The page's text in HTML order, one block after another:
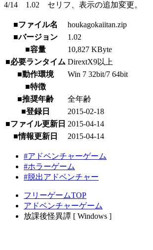
4/14 1.02 セリフ、表示の追加変更。
■ファイル名
houkagokaiitan.zip
■バージョン
1.02
■容量
10,827 KByte
■必要ランタイム DirextX9以上
■動作環境
Win 7 32bit/7 64bit
■特徴
■推奨年齢
全年齢
■登録日
2015-02-18
■ファイル更新日 2015-04-14
■情報更新日
2015-04-14
#アドベンチャーゲーム
#ホラーゲーム
#脱出アドベンチャー
フリーゲームTOP
アドベンチャーゲーム
放課後怪異譚 [ Windows ]